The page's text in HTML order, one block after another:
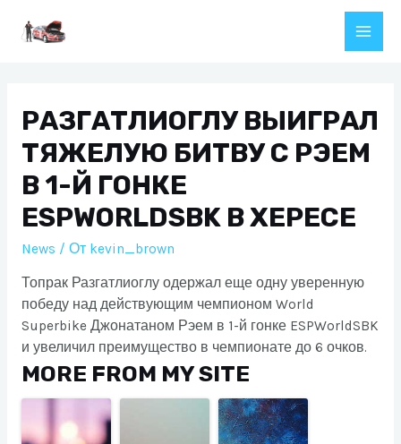
Main
РАЗГАТЛИОГЛУ ВЫИГРАЛ
ТЯЖЕЛУЮ БИТВУ С РЭЕМ
В 1-Й ГОНКЕ
ESPWORLDSBK В ХЕРЕСЕ
News / От kevin_brown
Топрак Разгатлиоглу одержал еще одну уверенную
победу над действующим чемпионом World
Superbike Джонатаном Рэем в 1-й гонке ESPWorldSBK
и увеличил преимущество в чемпионате до 6 очков.
MORE FROM MY SITE